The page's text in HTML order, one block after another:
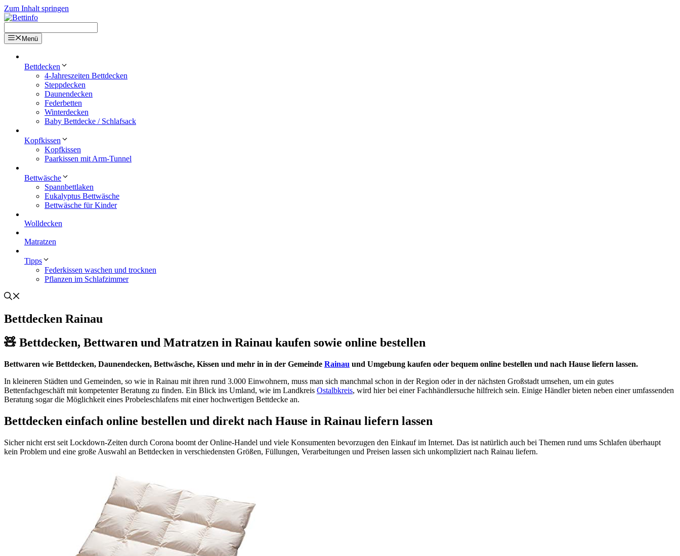
Zum Inhalt springen
Menü
Bettdecken
4-Jahreszeiten Bettdecken
Steppdecken
Daunendecken
Federbetten
Winterdecken
Baby Bettdecke / Schlafsack
Kopfkissen
Kopfkissen
Paarkissen mit Arm-Tunnel
Bettwäsche
Spannbettlaken
Eukalyptus Bettwäsche
Bettwäsche für Kinder
Wolldecken
Matratzen
Tipps
Federkissen waschen und trocknen
Pflanzen im Schlafzimmer
Bettdecken Rainau
🧸 Bettdecken, Bettwaren und Matratzen in Rainau kaufen sowie online bestellen
Bettwaren wie Bettdecken, Daunendecken, Bettwäsche, Kissen und mehr in in der Gemeinde Rainau und Umgebung kaufen oder bequem online bestellen und nach Hause liefern lassen.
In kleineren Städten und Gemeinden, so wie in Rainau mit ihren rund 3.000 Einwohnern, muss man sich manchmal schon in der Region oder in der nächsten Großstadt umsehen, um ein gutes
Bettenfachgeschäft mit kompetenter Beratung zu finden. Ein Blick ins Umland, wie im Landkreis Ostalbkreis, wird hier bei einer Fachhändlersuche hilfreich sein. Einige Händler bieten neben einer umfassenden
Beratung sogar die Möglichkeit eines Probeleschlafens mit einer hochwertigen Bettdecke an.
Bettdecken einfach online bestellen und direkt nach Hause in Rainau liefern lassen
Sicher nicht erst seit Lockdown-Zeiten durch Corona boomt der Online-Handel und viele Konsumenten bevorzugen den Einkauf im Internet. Das ist natürlich auch bei Themen rund ums Schlafen überhaupt
kein Problem und eine große Auswahl an Bettdecken in verschiedensten Größen, Füllungen, Verarbeitungen und Preisen lassen sich unkompliziert nach Rainau liefern.